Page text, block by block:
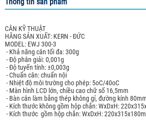
CÂN KỸ THUẬT
HÃNG SẢN XUẤT: KERN - ĐỨC
MODEL: EWJ 300-3
- Khả năng cân tối đa: 300g
- Độ phân giải: 0,001g
- Độ tuyến tính: ±0,003g
- Chuẩn cân: chuẩn nội
- Nhiệt độ môi trường cho phép: 5oC/40oC
- Màn hình LCD lớn, chiều cao chữ số 16,5mm
- Bàn cân làm bằng thép không gỉ, đường kính
- Kích thước không gồm hộp chắn: WxDxH:
- Kích thước gồm hộp chắn: WxDxH: